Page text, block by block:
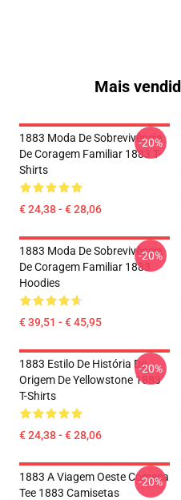
Mais
1883 Moda De Sobrevivência
De Coragem Familiar 1883 T-
Shirts
€ 24,38 - € 28,06
-20%
1883 Moda De Sobrevivência
De Coragem Familiar 1883
Hoodies
€ 39,51 - € 45,95
-20%
1883 Estilo De História De
Origem De Yellowstone 1883
T-Shirts
€ 24,38 - € 28,06
-20%
1883 A Viagem Oeste Começa
Tee 1883 Camisetas
-20%